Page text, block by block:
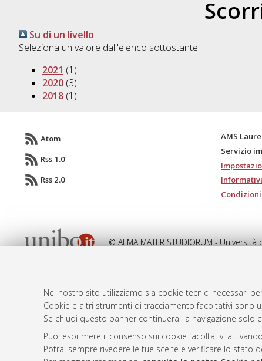
Nel nostro sito utilizziamo sia cookie tecnici necessari
Cookie e altri strumenti di tracciamento facoltativi sono
Se chiudi questo banner continuerai la navigazione solo
Puoi esprimere il consenso sui cookie facoltativi
Potrai sempre rivedere le tue scelte e verificare lo stato
Su di un livello
Seleziona un valore dall'elenco sottostante.
2021 (1)
2020(3)
2018(1)
Atom
Rss 1.0
Rss 2.0
AMS
Servizio
© ALMA MATER STUDIORUM -